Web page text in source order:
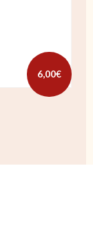
6,00€